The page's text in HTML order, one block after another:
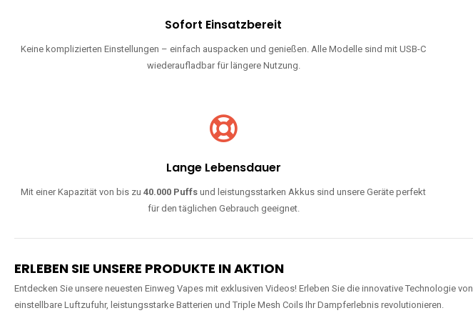
Sofort Einsatzbereit
Keine komplizierten Einstellungen – einfach auspacken und genießen. Alle Modelle sind mit USB-C
wiederaufladbar für längere Nutzung.
Lange Lebensdauer
Mit einer Kapazität von bis zu40.000 Puffs und leistungsstarken Akkus sind unsere Geräte perfekt
für den täglichen Gebrauch geeignet.
ERLEBEN SIE UNSERE PRODUKTE IN AKTION
Entdecken Sie unsere neuesten Einweg Vapes mit exklusiven Videos! Erleben Sie die innovative Technologie von
einstellbare Luftzufuhr, leistungsstarke Batterien und Triple Mesh Coils Ihr Dampferlebnis revolutionieren.